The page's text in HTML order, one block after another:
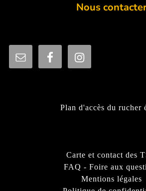
Nous
Plan d'accès du rucher
Carte et contact des
FAQ - Foire aux
Mentions légales